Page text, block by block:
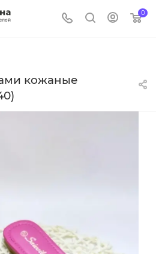
0
кожаные